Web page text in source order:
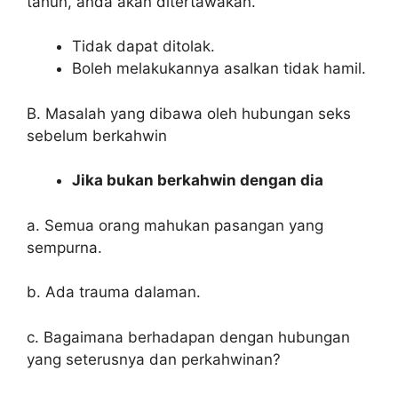
Tidak dapat ditolak.
Boleh melakukannya asalkan tidak hamil.
B. Masalah yang dibawa oleh hubungan seks
sebelum berkahwin
Jika bukan berkahwin dengan dia
a. Semua orang mahukan pasangan yang
sempurna.
b. Ada trauma dalaman.
c. Bagaimana berhadapan dengan hubungan
yang seterusnya dan perkahwinan?